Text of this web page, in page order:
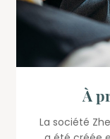
À
La société